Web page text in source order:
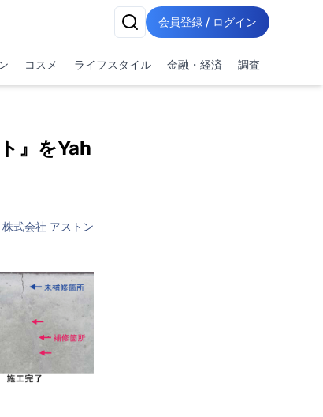
会員登録 / ログイン
コスメ ライフスタイル 金融・経済 調査
』をYah
株式会社 アストン